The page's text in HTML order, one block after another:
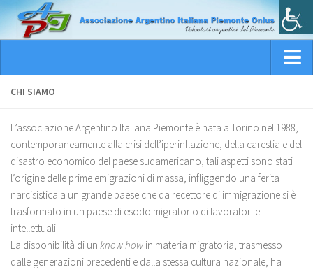
HOME
SEDE OPERATIVA
CONSIGLIO DIRIETTIVO
OBIETTIVI
CARTA DEI SERVIZI
CHI SIAMO
L’associazione Argentino Italiana Piemonte è nata a Torino nel 1988,
contemporaneamente alla crisi dell’iperinflazione, della carestia e del
disastro economico del paese sudamericano, tali aspetti sono stati
l’origine delle prime emigrazioni di massa, infliggendo una ferita
narcisistica a un grande paese che da recettore di immigrazione si è
trasformato in un paese di esodo migratorio di lavoratori e
intellettuali.
La disponibilità di un know how in materia migratoria, trasmesso
dalle generazioni precedenti e dalla stessa cultura nazionale, ha